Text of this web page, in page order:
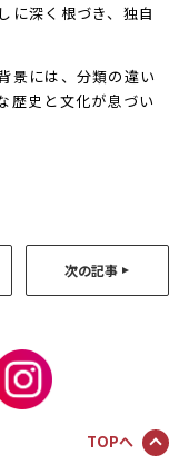
に深く根づき、独自
景には、分類の違い
歴史と文化が息づい
次の記事
TOPへ